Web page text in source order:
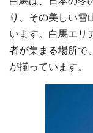
り、その美しい雪
います。白馬エリ
者が集まる場所で
が揃っています。